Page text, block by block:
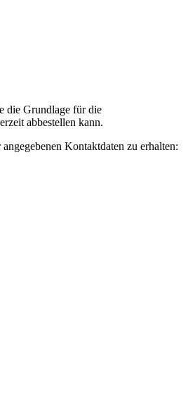
die Grundlage für die
abbestellen kann.
Kontaktdaten zu erhalten: